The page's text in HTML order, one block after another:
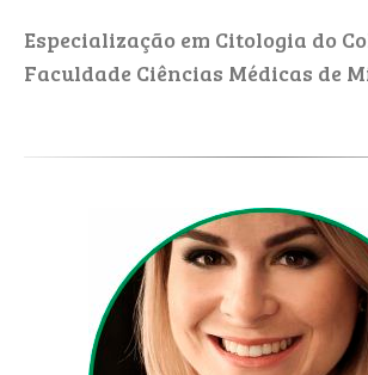
Especialização em Citologia do
Faculdade Ciências Médicas de